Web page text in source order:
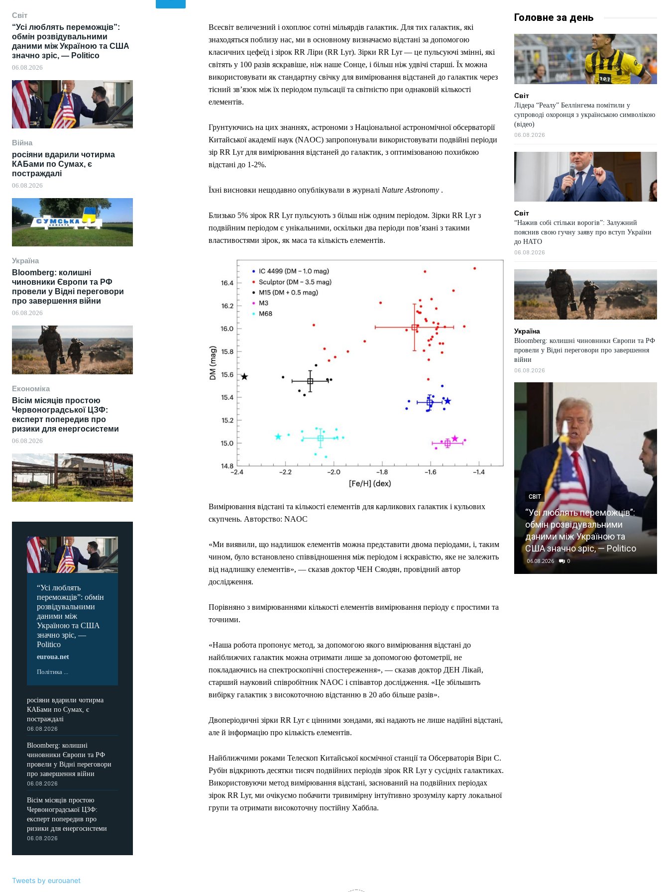
Світ
“Усі люблять переможців”:
обмін розвідувальними
даними між Україною та США
значно зріс, — Politico
06.08.2026
Війна
росіяни вдарили чотирма
КАБами по Сумах, є
постраждалі
06.08.2026
Україна
Bloomberg: колишні
чиновники Європи та РФ
провели у Відні переговори
про завершення війни
06.08.2026
Економіка
Вісім місяців простою
Червоноградської ЦЗФ:
експерт попередив про
ризики для енергосистеми
06.08.2026
“Усі люблять
переможців”: обмін
розвідувальними
даними між
Україною та США
значно зріс, —
Politico
euroua.net
Політика ...
росіяни вдарили чотирма
КАБами по Сумах, є
постраждалі
06.08.2026
Bloomberg: колишні
чиновники Європи та РФ
провели у Відні переговори
про завершення війни
06.08.2026
Вісім місяців простою
Червоноградської ЦЗФ:
експерт попередив про
ризики для енергосистеми
06.08.2026
Tweets by eurouanet
Всесвіт величезний і охоплює сотні мільярдів галактик. Для тих галактик, які
знаходяться поблизу нас, ми в основному визначаємо відстані за допомогою
класичних цефеїд і зірок RR Ліри (RR Lyr). Зірки RR Lyr — це пульсуючі змінні, які
світять у 100 разів яскравіше, ніж наше Сонце, і більш ніж удвічі старші. Їх можна
використовувати як стандартну свічку для вимірювання відстаней до галактик через
тісний зв’язок між їх періодом пульсації та світністю при однаковій кількості
елементів.
Грунтуючись на цих знаннях, астрономи з Національної астрономічної обсерваторії
Китайської академії наук (NAOC) запропонували використовувати подвійні періоди
зір RR Lyr для вимірювання відстаней до галактик, з оптимізованою похибкою
відстані до 1-2%.
Їхні висновки нещодавно опублікували в журналі Nature Astronomy.
Близько 5% зірок RR Lyr пульсують з більш ніж одним періодом. Зірки RR Lyr з
подвійним періодом є унікальними, оскільки два періоди пов’язані з такими
властивостями зірок, як маса та кількість елементів.
Вимірювання відстані та кількості елементів для карликових галактик і кульових
скупчень. Авторство: NAOC
«Ми виявили, що надлишок елементів можна представити двома періодами, і, таким
чином, було встановлено співвідношення між періодом і яскравістю, яке не залежить
від надлишку елементів», — сказав доктор ЧЕН Сяодян, провідний автор
дослідження.
Порівняно з вимірюваннями кількості елементів вимірювання періоду є простими та
точними.
«Наша робота пропонує метод, за допомогою якого вимірювання відстані до
найближчих галактик можна отримати лише за допомогою фотометрії, не
покладаючись на спектроскопічні спостереження», — сказав доктор ДЕН Лікай,
старший науковий співробітник NAOC і співавтор дослідження. «Це збільшить
вибірку галактик з високоточною відстанню в 20 або більше разів».
Двоперіодичні зірки RR Lyr є цінними зондами, які надають не лише надійні відстані,
але й інформацію про кількість елементів.
Найближчими роками Телескоп Китайської космічної станції та Обсерваторія Віри С.
Рубін відкриють десятки тисяч подвійних періодів зірок RR Lyr у сусідніх галактиках.
Використовуючи метод вимірювання відстані, заснований на подвійних періодах
зірок RR Lyr, ми очікуємо побачити тривимірну інтуїтивно зрозумілу карту локальної
групи та отримати високоточну постійну Хаббла.
Головне за день
Світ
Лідера “Реалу” Беллінгема помітили у
супроводі охоронця з українською символікою
(відео)
06.08.2026
Світ
“Нажив собі стільки ворогів”: Залужний
пояснив свою гучну заяву про вступ України
до НАТО
06.08.2026
Україна
Bloomberg: колишні чиновники Європи та РФ
провели у Відні переговори про завершення
війни
06.08.2026
СВІТ
“Усі люблять переможців”:
обмін розвідувальними
даними між Україною та
США значно зріс, — Politico
06.08.2026 0